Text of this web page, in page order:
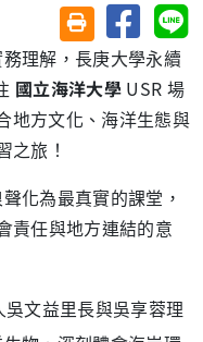
友善列印(另開視
分享至
理解，長庚大學永續
國立海洋大學 USR 場
方文化、海洋生態與
之旅！
化為最真實的課堂，
責任與地方連結的意
吳文益里長與吳享蓉理